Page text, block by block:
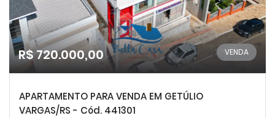
R$ 720.000,00 VENDA
APARTAMENTO PARA VENDA EM GETÚLIO
VARGAS/RS - Cód. 441301